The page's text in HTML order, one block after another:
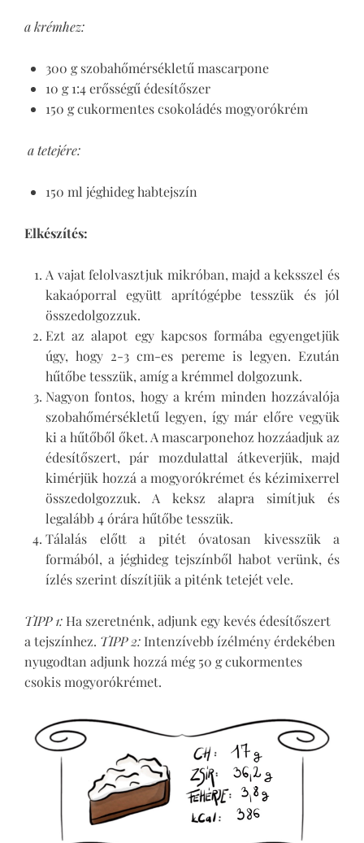
a krémhez:
300 g szobahőmérsékletű mascarpone
10 g 1:4 erősségű édesítőszer
150 g cukormentes csokoládés mogyorókrém
a tetejére:
150 ml jéghideg habtejszín
Elkészítés:
A vajat felolvasztjuk mikróban, majd a keksszel és
kakaóporral együtt aprítógépbe tesszük és jól
összedolgozzuk.
Ezt az alapot egy kapcsos formába egyengetjük
úgy, hogy 2-3 cm-es pereme is legyen. Ezután
hűtőbe tesszük, amíg a krémmel dolgozunk.
Nagyon fontos, hogy a krém minden hozzávalója
szobahőmérsékletű legyen, így már előre vegyük
ki a hűtőből őket. A mascarponehoz hozzáadjuk az
édesítőszert, pár mozdulattal átkeverjük, majd
kimérjük hozzá a mogyorókrémet és kézimixerrel
összedolgozzuk. A keksz alapra simítjuk és
legalább 4 órára hűtőbe tesszük.
Tálalás előtt a pitét óvatosan kivesszük a
formából, a jéghideg tejszínből habot verünk, és
ízlés szerint díszítjük a piténk tetejét vele.
TIPP 1: Ha szeretnénk, adjunk egy kevés édesítőszert
a tejszínhez. TIPP 2: Intenzívebb ízélmény érdekében
nyugodtan adjunk hozzá még 50 g cukormentes
csokis mogyorókrémet.